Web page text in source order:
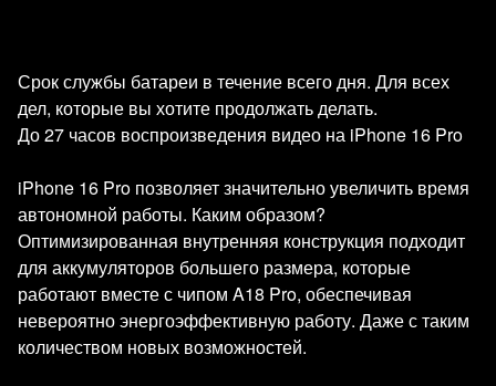
Срок службы батареи в течение всего дня. Для всех
дел, которые вы хотите продолжать делать.
До 27 часов воспроизведения видео на iPhone 16 Pro
iPhone 16 Pro позволяет значительно увеличить время
автономной работы. Каким образом?
Оптимизированная внутренняя конструкция подходит
для аккумуляторов большего размера, которые
работают вместе с чипом A18 Pro, обеспечивая
невероятно энергоэффективную работу. Даже с таким
количеством новых возможностей.